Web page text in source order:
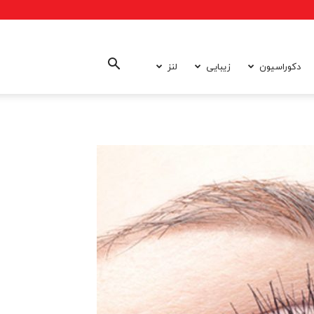
دکوراسیون زیبایی لنز